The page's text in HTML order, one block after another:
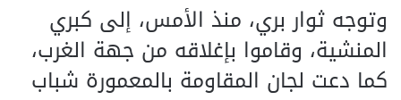
وتوجه ثوار بري، منذ الأمس، إلى كبري
المنشية، وقاموا بإغلاقه من جهة الغرب،
كما دعت لجان المقاومة بالمعمورة شباب